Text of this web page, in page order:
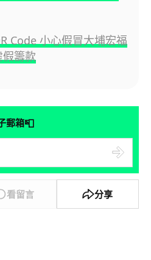
Code 小心假冒大埔宏福
籌款
郵箱📮
看留言 分享